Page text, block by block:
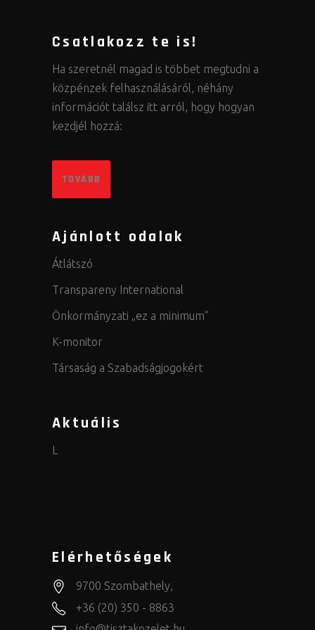
Csatlakozz te is!
Ha szeretnél magad is többet megtudni a
közpénzek felhasználásáról, néhány
információt találsz itt arról, hogy hogyan
kezdjél hozzá:
TOVÁBB
Ajánlott odalak
Átlátszó
Transpareny International
Önkormányzati „ez a minimum”
K-monitor
Társaság a Szabadságjogokért
Aktuális
L
Elérhetőségek
9700 Szombathely,
+36 (20) 350 - 8863